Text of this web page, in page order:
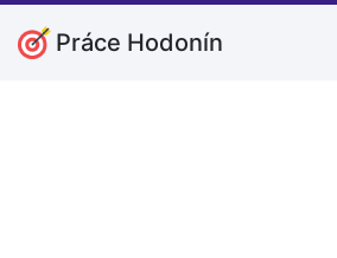
Práce Hodonín